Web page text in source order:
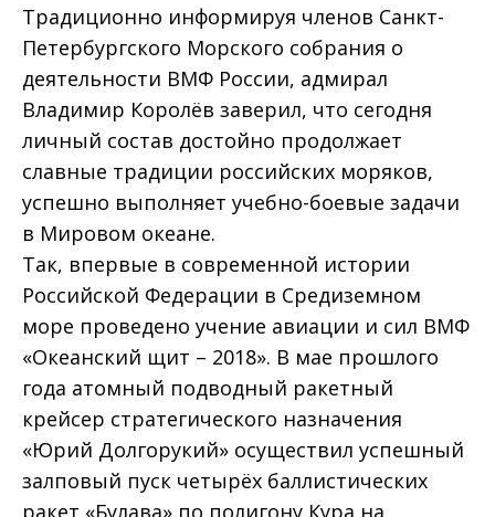
Традиционно информируя членов Санкт-
Петербургского Морского собрания о
деятельности ВМФ России, адмирал
Владимир Королёв заверил, что сегодня
личный состав достойно продолжает
славные традиции российских моряков,
успешно выполняет учебно-боевые задачи
в Мировом океане.
Так, впервые в современной истории
Российской Федерации в Средиземном
море проведено учение авиации и сил ВМФ
«Океанский щит – 2018». В мае прошлого
года атомный подводный ракетный
крейсер стратегического назначения
«Юрий Долгорукий» осуществил успешный
залповый пуск четырёх баллистических
ракет «Булава» по полигону Кура на